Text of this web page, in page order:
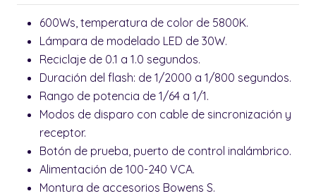
600Ws, temperatura de color de 5800K.
Lámpara de modelado LED de 30W.
Reciclaje de 0.1 a 1.0 segundos.
Duración del flash: de 1/2000 a 1/800 segundos.
Rango de potencia de 1/64 a 1/1.
Modos de disparo con cable de sincronización y
receptor.
Botón de prueba, puerto de control inalámbrico.
Alimentación de 100-240 VCA.
Montura de accesorios Bowens S.